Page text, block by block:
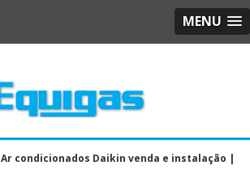
MENU
Ar condicionados Daikin venda e instalação |